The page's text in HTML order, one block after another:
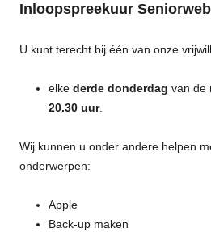
Inloopspreekuur
U kunt terecht bij één van onze
elke derde donderdag van de
20.30 uur.
Wij kunnen u onder andere helpen
onderwerpen:
Apple
Back-up maken